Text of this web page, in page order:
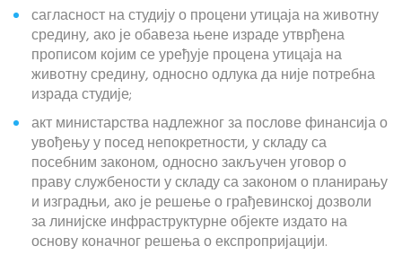
сагласност на студију о процени утицаја на животну
средину, ако је обавеза њене израде утврђена
прописом којим се уређује процена утицаја на
животну средину, односно одлука да није потребна
израда студије;
акт министарства надлежног за послове финансија о
увођењу у посед непокретности, у складу са
посебним законом, односно закључен уговор о
праву службености у складу са законом о планирању
и изградњи, ако је решење о грађевинској дозволи
за линијске инфраструктурне објекте издато на
основу коначног решења о експропријацији.